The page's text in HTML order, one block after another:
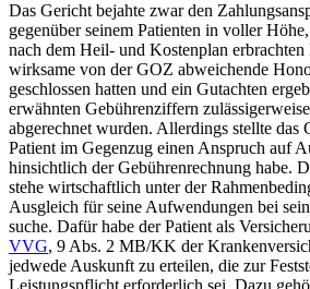
Das Gericht bejahte zwar den
gegenüber seinem Patienten in voller
nach dem Heil- und Kostenplan erbrachten
wirksame von der GOZ abweichende
geschlossen hatten und ein Gutachten
erwähnten Gebührenziffern
abgerechnet wurden. Allerdings stellte das
Patient im Gegenzug einen Anspruch auf
hinsichtlich der Gebührenrechnung habe.
stehe wirtschaftlich unter der
Ausgleich für seine Aufwendungen bei
suche. Dafür habe der Patient als
VVG, 9 Abs. 2 MB/KK der
jedwede Auskunft zu erteilen, die zur
Leistungspflicht erforderlich sei. Dazu